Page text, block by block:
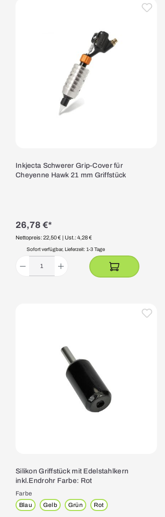
Inkjecta Schwerer Grip-Cover für
Cheyenne Hawk 21 mm Griffstück
26,78 €*
Nettopreis: 22,50 € | Ust.: 4,28 €
Sofort verfügbar, Lieferzeit: 1-3 Tage
Silikon Griffstück mit Edelstahlkern
inkl.Endrohr Farbe: Rot
Farbe
Blau
Gelb Grün Rot